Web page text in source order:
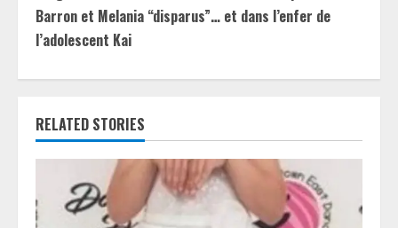
u
e
R
e
a
Barron et Melania “disparus”… et dans l’enfer de
l’adolescent Kai
RELATED STORIES